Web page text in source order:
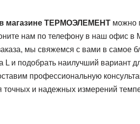
магазине ТЕРМОЭЛЕМЕНТможно
нам по телефону в наш офис в
мы свяжемся с вами в самое
L и подобрать наилучший вариант
профессиональную
точных и надежных измерений